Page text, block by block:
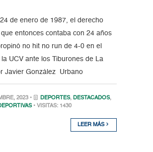
de enero de 1987, el derecho
entonces contaba con 24 años
no hit no run de 4-0 en el
UCV ante los Tiburones de La
Javier González Urbano
2023 • DEPORTES, DESTACADOS,
• VISITAS: 1430
LEER MÁS